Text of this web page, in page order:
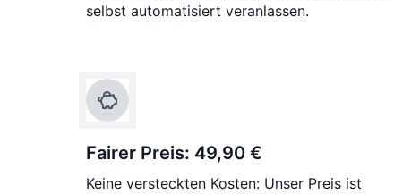
selbst automatisiert veranlassen.
Fairer Preis: 49,90 €
Keine versteckten Kosten: Unser Preis ist